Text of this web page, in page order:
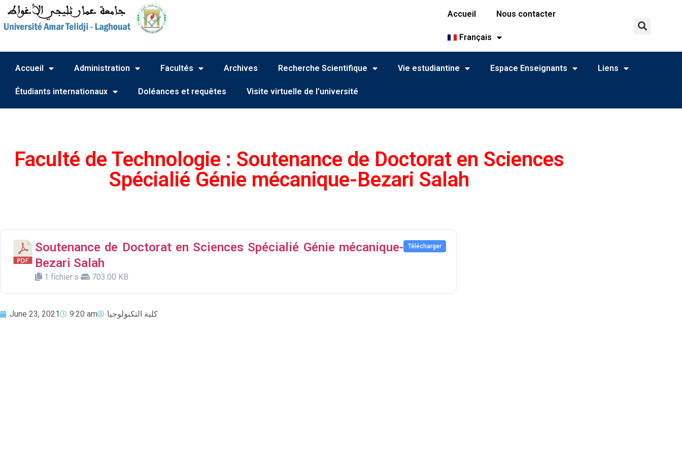
Accueil Nous contacter
Français
Accueil Administration Facultés Archives Recherche Scientifique Vie estudiantine Espace Enseignants Liens
Étudiants internationaux Doléances et requêtes Visite virtuelle de l’université
Faculté de Technologie : Soutenance de Doctorat en Sciences
Spécialié Génie mécanique-Bezari Salah
Soutenance de Doctorat en Sciences Spécialié Génie mécanique-
Bezari Salah
1 fichier·s 703.00 KB
Télécharger
June 23, 2021 9:20 am كلية التكنولوجيا